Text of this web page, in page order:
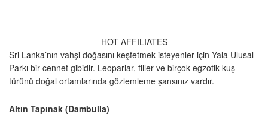
HOT AFFILIATES
Sri Lanka’nın vahşi doğasını keşfetmek isteyenler için Yala Ulusal
Parkı bir cennet gibidir. Leoparlar, filler ve birçok egzotik kuş
türünü doğal ortamlarında gözlemleme şansınız vardır.
Altın Tapınak (Dambulla)